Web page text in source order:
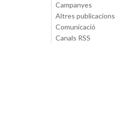
Campanyes
Altres publicacions
Comunicació
Canals RSS